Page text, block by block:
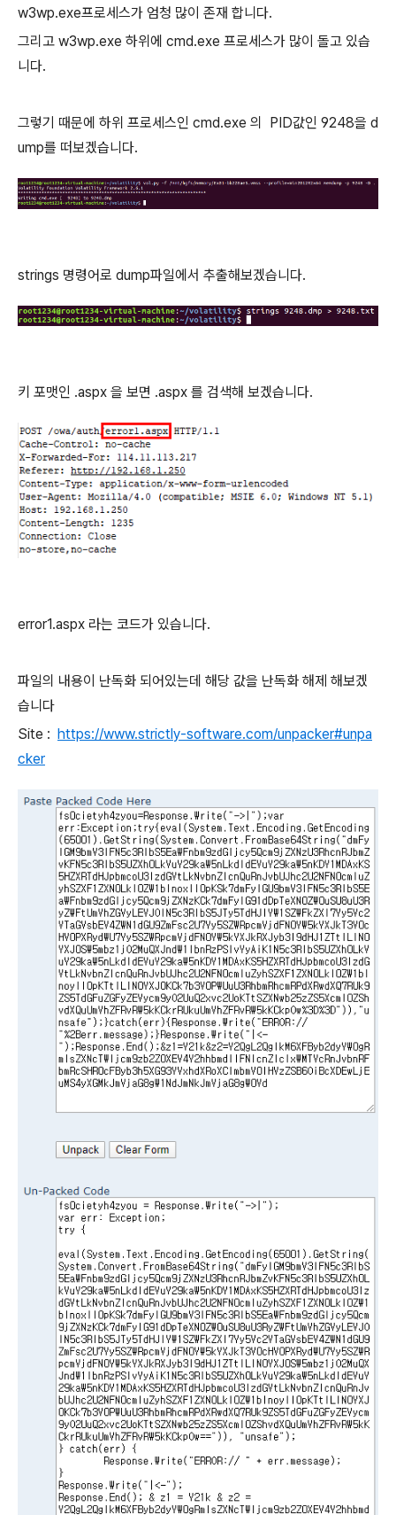
w3wp.exe프로세스가 엄청 많이 존재 합니다.
그리고 w3wp.exe 하위에 cmd.exe 프로세스가 많이 돌고 있습
니다.
그렇기 때문에 하위 프로세스인 cmd.exe 의 PID값인 9248을 d
ump를 떠보겠습니다.
strings 명령어로 dump파일에서 추출해보겠습니다.
키 포맷인 .aspx 을 보면 .aspx 를 검색해 보겠습니다.
error1.aspx 라는 코드가 있습니다.
파일의 내용이 난독화 되어있는데 해당 값을 난독화 해제 해보겠
습니다
Site : https://www.strictly-software.com/unpacker#unpa
cker